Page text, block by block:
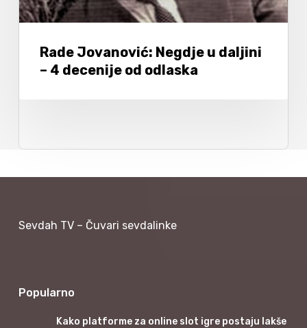
Rade Jovanović: Negdje u daljini
– 4 decenije od odlaska
Sevdah TV – Čuvari sevdalinke
Popularno
Kako platforme za online slot igre postaju lakše